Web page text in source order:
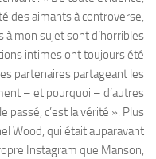
des aimants à controverse,
à mon sujet sont d’horribles
intimes ont toujours été
partenaires partageant les
– et pourquoi – d’autres
c’est la vérité ». Plus
Wood, qui était auparavant
Instagram que Manson,